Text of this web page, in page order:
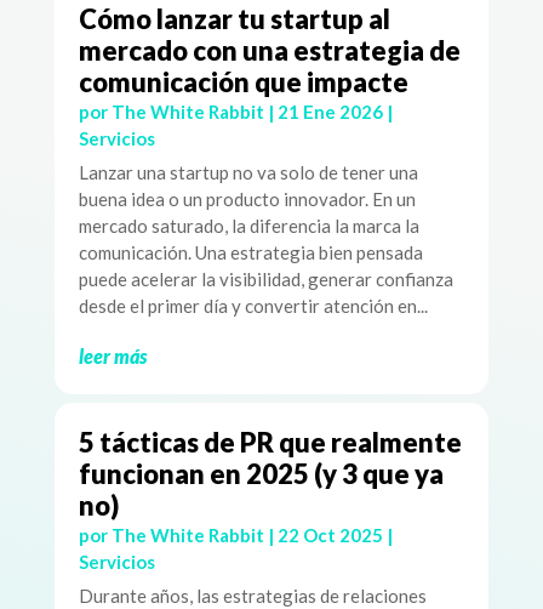
Cómo lanzar tu startup al
mercado con una estrategia de
comunicación que impacte
por The White Rabbit | 21 Ene 2026|
Servicios
Lanzar una startup no va solo de tener una
buena idea o un producto innovador. En un
mercado saturado, la diferencia la marca la
comunicación. Una estrategia bien pensada
puede acelerar la visibilidad, generar confianza
desde el primer día y convertir atención en...
leer más
5 tácticas de PR que realmente
funcionan en 2025 (y 3 que ya
no)
por The White Rabbit | 22 Oct 2025 |
Servicios
Durante años, las estrategias de relaciones